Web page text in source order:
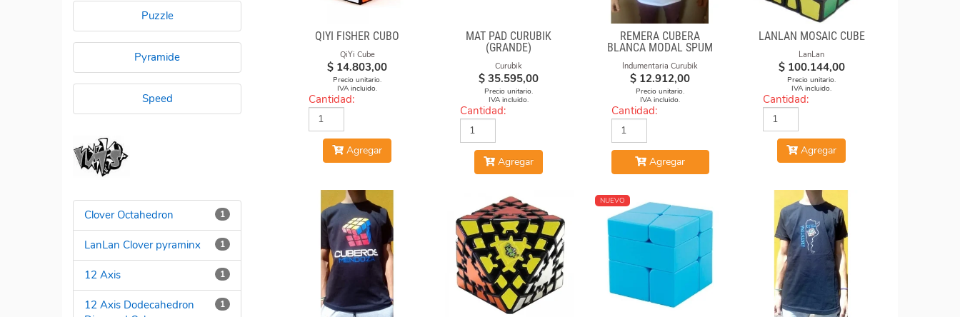
Puzzle
Pyramide
Speed
1
Clover Octahedron
1
LanLan Clover pyraminx
1
12 Axis
1
12 Axis Dodecahedron
QIYI FISHER CUBO
QiYi Cube
$ 14.803,00
Precio unitario.
IVA incluido.
Cantidad:
Agregar
MAT PAD CURUBIK
(GRANDE)
Curubik
$ 35.595,00
Precio unitario.
IVA incluido.
Cantidad:
Agregar
REMERA CUBERA
BLANCA MODAL SPUM
Indumentaria Curubik
$ 12.912,00
Precio unitario.
IVA incluido.
Cantidad:
Agregar
LANLAN MOSAIC CUBE
LanLan
$ 100.144,00
Precio unitario.
IVA incluido.
Cantidad:
Agregar
NUEVO